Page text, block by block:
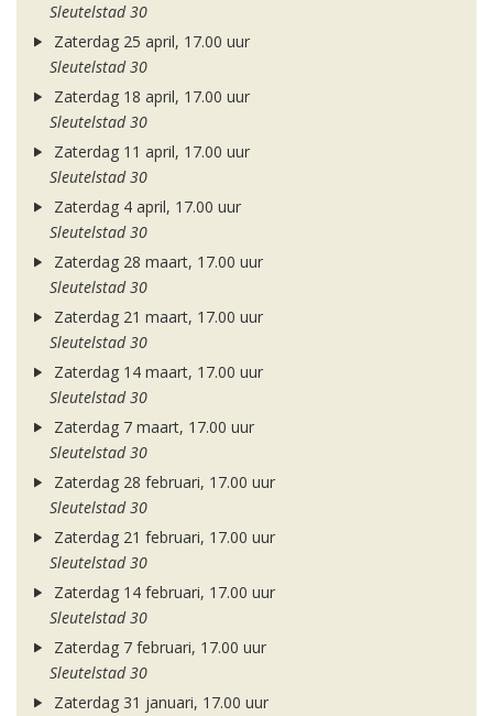
Sleutelstad 30
Zaterdag 25 april, 17.00 uur
Sleutelstad 30
Zaterdag 18 april, 17.00 uur
Sleutelstad 30
Zaterdag 11 april, 17.00 uur
Sleutelstad 30
Zaterdag 4 april, 17.00 uur
Sleutelstad 30
Zaterdag 28 maart, 17.00 uur
Sleutelstad 30
Zaterdag 21 maart, 17.00 uur
Sleutelstad 30
Zaterdag 14 maart, 17.00 uur
Sleutelstad 30
Zaterdag 7 maart, 17.00 uur
Sleutelstad 30
Zaterdag 28 februari, 17.00 uur
Sleutelstad 30
Zaterdag 21 februari, 17.00 uur
Sleutelstad 30
Zaterdag 14 februari, 17.00 uur
Sleutelstad 30
Zaterdag 7 februari, 17.00 uur
Sleutelstad 30
Zaterdag 31 januari, 17.00 uur